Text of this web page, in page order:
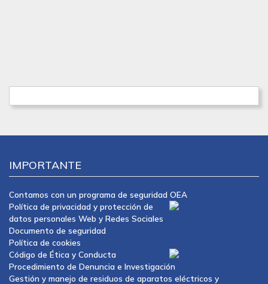
IMPORTANTE
Contamos con un programa de seguridad OEA
Política de privacidad y protección de
datos personales Web y Redes Sociales
Documento de seguridad
Política de cookies
Código de Ética y Conducta
Procedimiento de Denuncia e Investigación
Gestión y manejo de residuos de aparatos eléctricos y